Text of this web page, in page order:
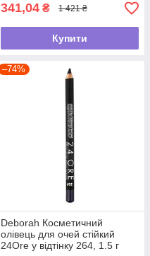
341,04 ₴ 1 421 ₴
Купити
–74%
Deborah Косметичний
олівець для очей стійкий
24Ore у відтінку 264, 1.5 г